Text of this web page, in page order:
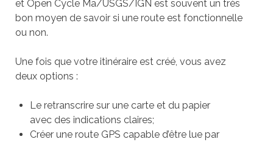
et Open Cycle Ma/USGS/IGN est souvent un très
bon moyen de savoir si une route est fonctionnelle
ou non.
Une fois que votre itinéraire est créé, vous avez
deux options :
Le retranscrire sur une carte et du papier
avec des indications claires;
Créer une route GPS capable d’être lue par